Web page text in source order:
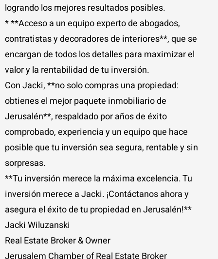
logrando los mejores resultados posibles.
* **Acceso a un equipo experto de abogados,
contratistas y decoradores de interiores**, que se
encargan de todos los detalles para maximizar el
valor y la rentabilidad de tu inversión.
Con Jacki, **no solo compras una propiedad:
obtienes el mejor paquete inmobiliario de
Jerusalén**, respaldado por años de éxito
comprobado, experiencia y un equipo que hace
posible que tu inversión sea segura, rentable y sin
sorpresas.
**Tu inversión merece la máxima excelencia. Tu
inversión merece a Jacki. ¡Contáctanos ahora y
asegura el éxito de tu propiedad en Jerusalén!**
Jacki Wiluzanski
Real Estate Broker & Owner